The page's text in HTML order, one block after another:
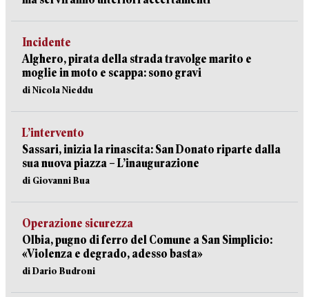
Incidente
Alghero, pirata della strada travolge marito e
moglie in moto e scappa: sono gravi
di Nicola Nieddu
L’intervento
Sassari, inizia la rinascita: San Donato riparte dalla
sua nuova piazza – L’inaugurazione
di Giovanni Bua
Operazione sicurezza
Olbia, pugno di ferro del Comune a San Simplicio:
«Violenza e degrado, adesso basta»
di Dario Budroni